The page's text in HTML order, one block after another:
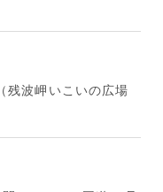
残波岬いこいの広場